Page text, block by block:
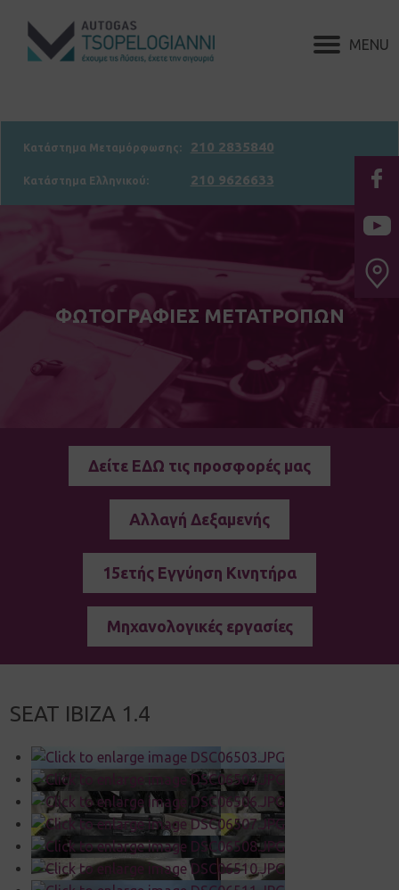
Κατάστημα Μεταμόρφωσης: 210 2835840
Κατάστημα Ελληνικού: 210 9626633
ΦΩΤΟΓΡΑΦΙΕΣ ΜΕΤΑΤΡΟΠΩΝ
Δείτε ΕΔΩ τις προσφορές μας
Αλλαγή Δεξαμενής
15ετής Εγγύηση Κινητήρα
Μηχανολογικές εργασίες
SEAT IBIZA 1.4